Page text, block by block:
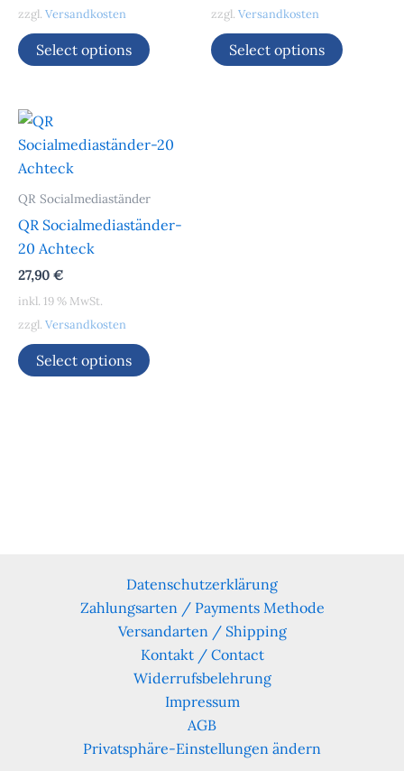
zzgl. Versandkosten
Select options
zzgl. Versandkosten
Select options
QR Socialmediaständer
QR Socialmediaständer-
20 Achteck
27,90 €
inkl. 19 % MwSt.
zzgl. Versandkosten
Select options
Datenschutzerklärung
Zahlungsarten / Payments Methode
Versandarten / Shipping
Kontakt / Contact
Widerrufsbelehrung
Impressum
AGB
Privatsphäre-Einstellungen ändern